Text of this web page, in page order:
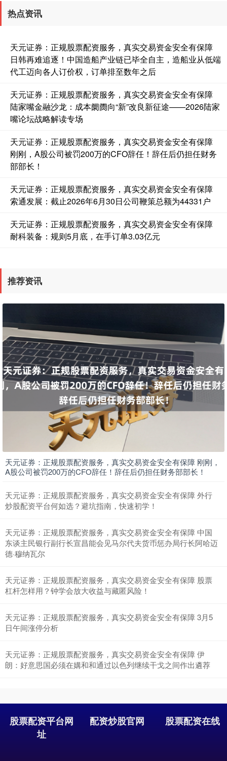
基金指数 7229.80 -1.63 -0.02%
国债指数 229.59 -0.00 0.00%
上证综指 3900.35 +21.92
深证成指 14110.12 -34.08 -0.24%
热点资讯
天元证券：正规股票配资服务，真实交易资金安全有保障
日韩再难追逐！中国造船产业链已毕全自主，造船业从低端
代工迈向各人订价权，订单排至数年之后
天元证券：正规股票配资服务，真实交易资金安全有保障
陆家嘴金融沙龙：成本阛阓向“新”改良新征途——2026陆家
嘴论坛战略解读专场
天元证券：正规股票配资服务，真实交易资金安全有保障
刚刚，A股公司被罚200万的CFO辞任！辞任后仍担任财务
部部长！
天元证券：正规股票配资服务，真实交易资金安全有保障
索通发展：截止2026年6月30日公司鞭策总额为44331户
天元证券：正规股票配资服务，真实交易资金安全有保障
耐科装备：规则5月底，在手订单3.03亿元
推荐资讯
天元证券：正规股票配资服务，真实交易资金安全有保障 刚刚，
A股公司被罚200万的CFO辞任！辞任后仍担任财务部部长！
天元证券：正规股票配资服务，真实交易资金安全有保障 外行
炒股配资平台何如选？避坑指南，快速初学！
天元证券：正规股票配资服务，真实交易资金安全有保障 中国
东谈主民银行副行长宣昌能会见马尔代夫货币惩办局行长阿哈迈
德·穆纳瓦尔
天元证券：正规股票配资服务，真实交易资金安全有保障 股票
杠杆怎样用？钟学会放大收益与藏匿风险！
天元证券：正规股票配资服务，真实交易资金安全有保障 3月5
日午间涨停分析
天元证券：正规股票配资服务，真实交易资金安全有保障 伊
朗：好意思国必须在媾和和通过以色列继续干戈之间作出遴荐
股票配资平台网
址
配资炒股官网 股票配资在线